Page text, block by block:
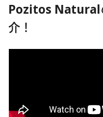
Pozitos Natural
介！